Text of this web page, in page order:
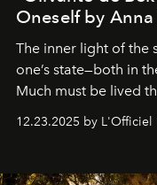
Oneself by
The inner light of the
one’s state—both in
Much must be lived
everyone sees at
away. Time is
12.23.2025 by L'Officiel